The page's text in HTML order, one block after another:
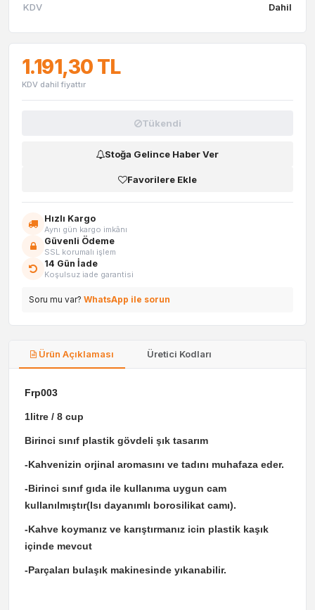
KDV Dahil
1.191,30 TL
KDV dahil fiyattır
Tükendi
Stoğa Gelince Haber Ver
Favorilere Ekle
Hızlı Kargo
Aynı gün kargo imkânı
Güvenli Ödeme
SSL korumalı işlem
14 Gün İade
Koşulsuz iade garantisi
Soru mu var? WhatsApp ile sorun
Ürün Açıklaması Üretici Kodları
Frp003
1litre / 8 cup
Birinci sınıf plastik gövdeli şık tasarım
-Kahvenizin orjinal aromasını ve tadını muhafaza eder.
-Birinci sınıf gıda ile kullanıma uygun cam
kullanılmıştır(Isı dayanımlı borosilikat camı).
-Kahve koymanız ve karıştırmanız icin plastik kaşık
içinde mevcut
-Parçaları bulaşık makinesinde yıkanabilir.